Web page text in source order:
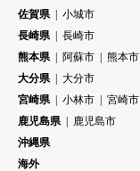
佐賀県
小城市
長崎県
長崎市
熊本県
阿蘇市 熊本市
大分県
大分市
宮崎県
小林市 宮崎市
鹿児島県
鹿児島市
沖縄県
海外